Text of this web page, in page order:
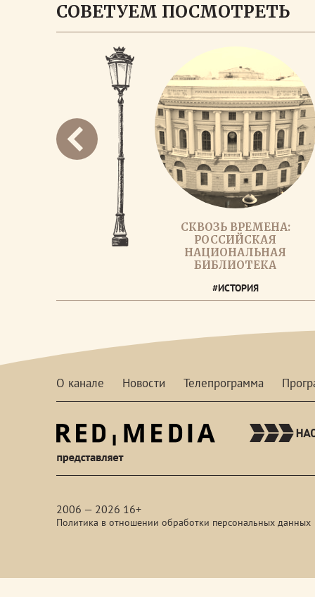
СОВЕТУЕМ ПОСМОТРЕТЬ
СКВОЗЬ ВРЕМЕНА:
РОССИЙСКАЯ
НАЦИОНАЛЬНАЯ
БИБЛИОТЕКА
#ИСТОРИЯ
О канале Новости Телепрограмма
2006 — 2026 16+
Политика в отношении обработки персональных данных